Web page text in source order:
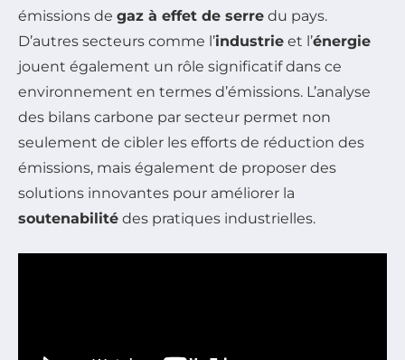
émissions de gaz à effet de serre du pays.
D’autres secteurs comme l’industrie et l’énergie
jouent également un rôle significatif dans ce
environnement en termes d’émissions. L’analyse
des bilans carbone par secteur permet non
seulement de cibler les efforts de réduction des
émissions, mais également de proposer des
solutions innovantes pour améliorer la
soutenabilité des pratiques industrielles.